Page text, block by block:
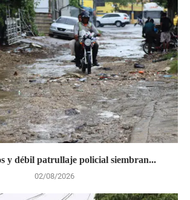
y débil patrullaje policial siembran...
02/08/2026